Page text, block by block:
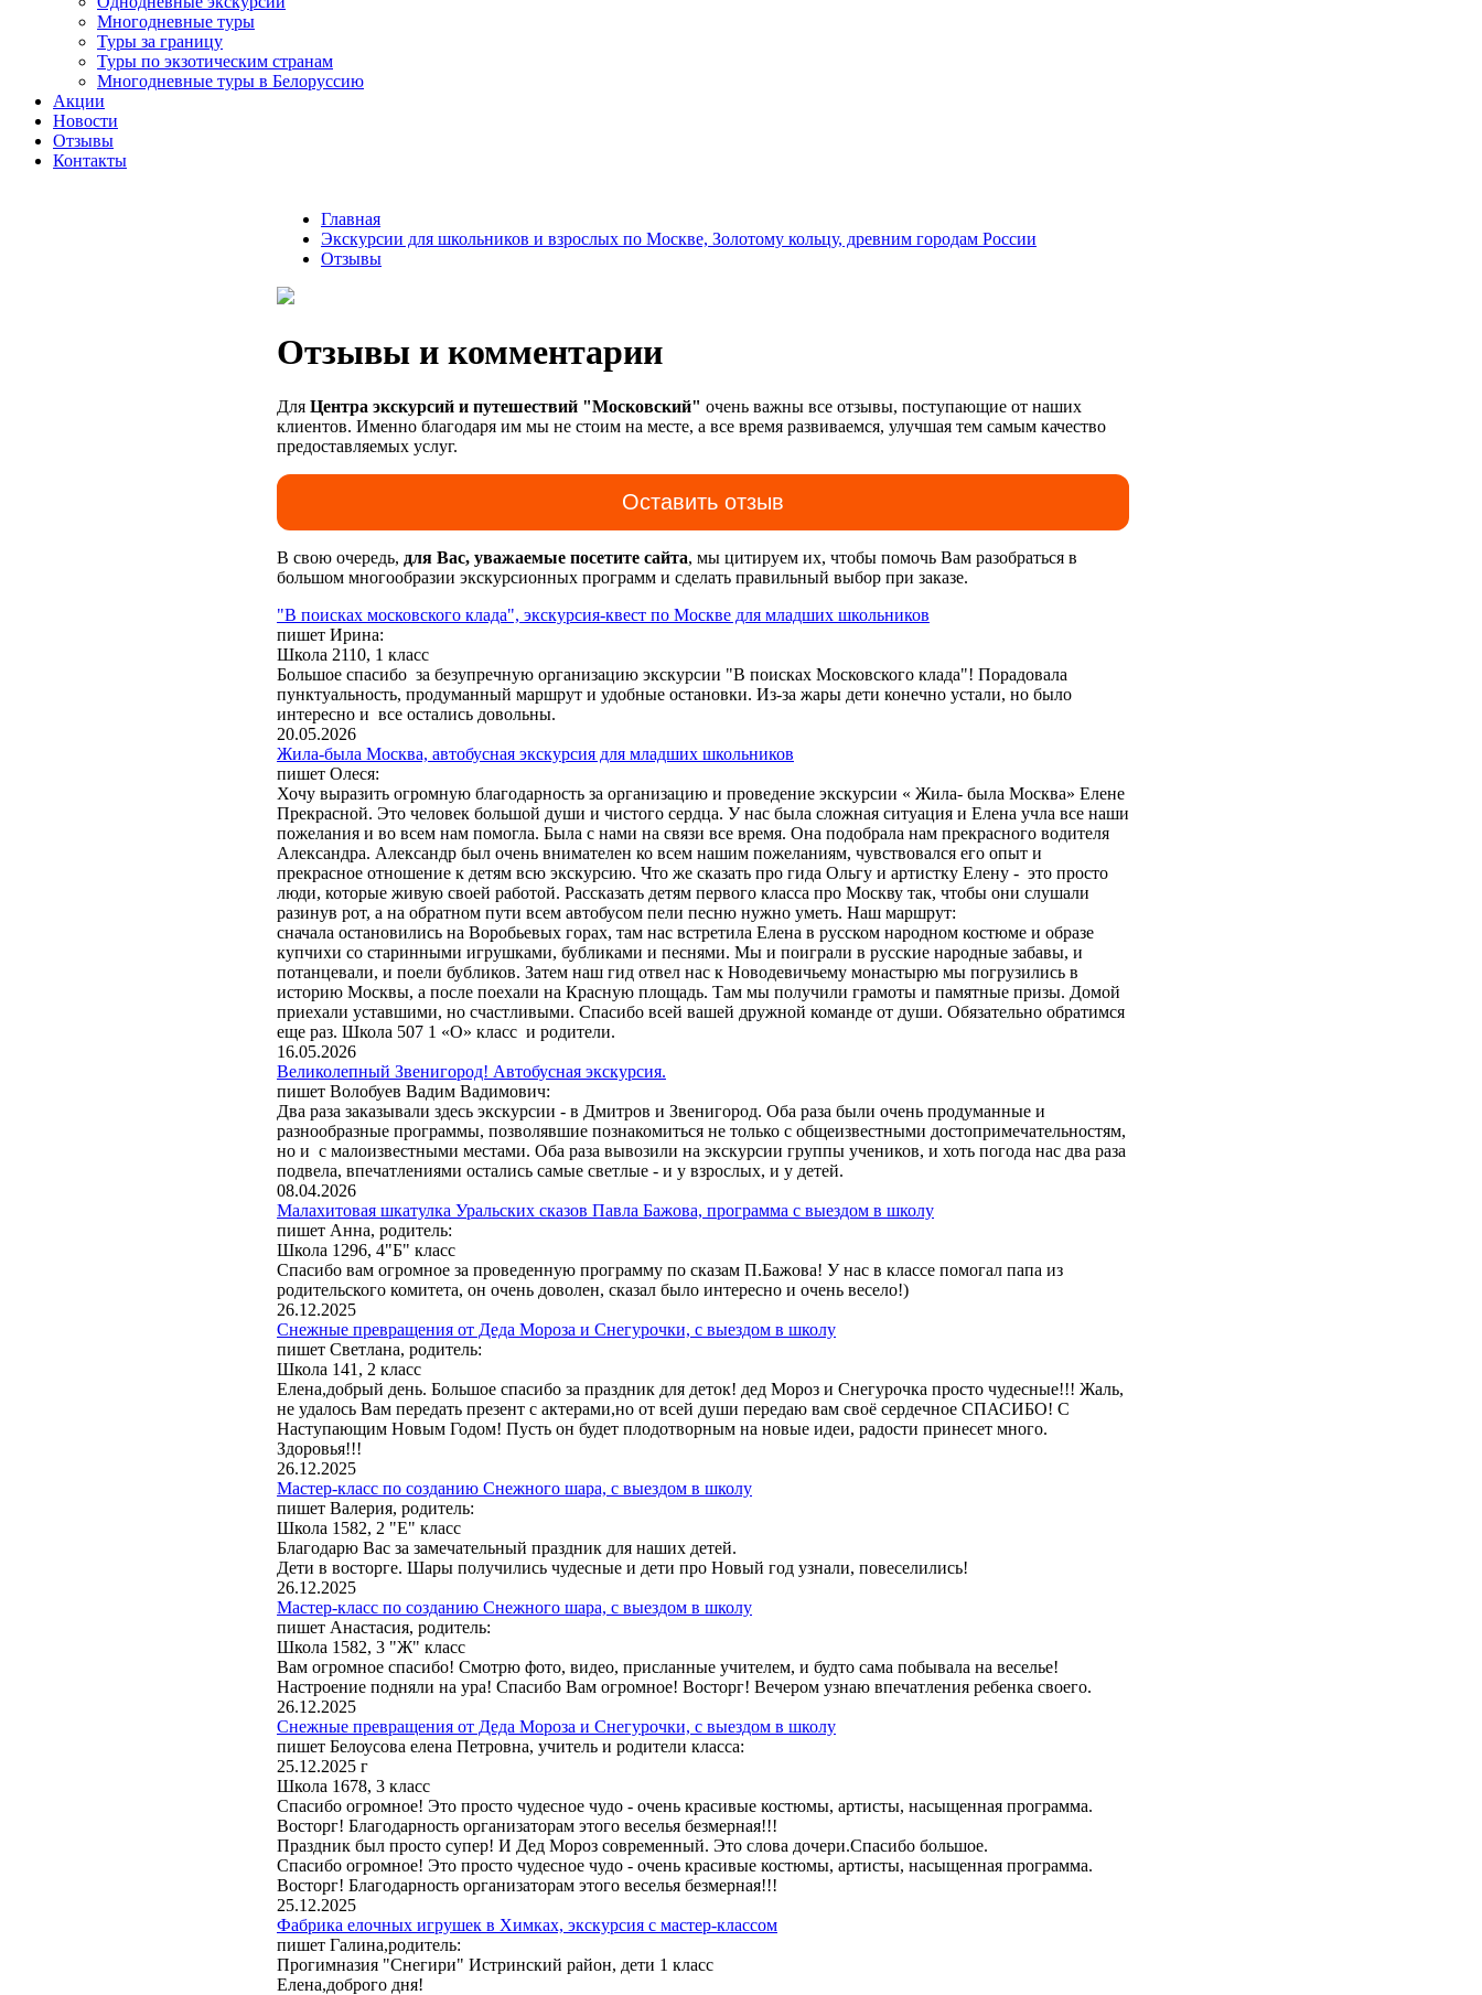
Многодневные туры
Туры за границу
Туры по экзотическим странам
Многодневные туры в Белоруссию
Акции
Новости
Отзывы
Контакты
Главная
Экскурсии для школьников и взрослых по Москве, Золотому кольцу, древним городам России
Отзывы
Отзывы и комментарии
Для Центра экскурсий и путешествий "Московский" очень важны все отзывы, поступающие от наших
клиентов. Именно благодаря им мы не стоим на месте, а все время развиваемся, улучшая тем самым качество
предоставляемых услуг.
Обращаем Ваше внимание, что при заказе экскурсий и оформлении бланков заказа нажатие кнопки
"Отправить" или "Заказать" означаетсогласие на обработку Ваших персональных данных (Федеральный
закон № 152-ФЗ от 27.07.2006 г. «О персональных данных»).Вы даете согласие Центру экскурсий и
путешествий «Московский» на обработку своих персональных данных (ФИО, телефон, e-mail) в целях
обработки своего заказа и связи с вами. Обработка осуществляется в соответствии сПолитикой
конфиденциальности. Согласие может быть отозвано путём направления письменного заявления на адрес
moscentre@yandex.ru.
Оставить отзыв
В свою очередь, для Вас, уважаемые посетите сайта, мы цитируем их, чтобы помочь Вам разобраться в
большом многообразии экскурсионных программ и сделать правильный выбор при заказе.
"В поисках московского клада", экскурсия-квест по Москве для младших школьников
пишет Ирина:
Школа 2110, 1 класс
Большое спасибо за безупречную организацию экскурсии "В поисках Московского клада"! Порадовала
пунктуальность, продуманный маршрут и удобные остановки. Из-за жары дети конечно устали, но было
интересно и все остались довольны.
20.05.2026
Жила-была Москва, автобусная экскурсия для младших школьников
пишет Олеся:
Хочу выразить огромную благодарность за организацию и проведение экскурсии « Жила- была Москва» Елене
Прекрасной. Это человек большой души и чистого сердца. У нас была сложная ситуация и Елена учла все наши
пожелания и во всем нам помогла. Была с нами на связи все время. Она подобрала нам прекрасного водителя
Александра. Александр был очень внимателен ко всем нашим пожеланиям, чувствовался его опыт и
прекрасное отношение к детям всю экскурсию. Что же сказать про гида Ольгу и артистку Елену - это просто
люди, которые живую своей работой. Рассказать детям первого класса про Москву так, чтобы они слушали
разинув рот, а на обратном пути всем автобусом пели песню нужно уметь. Наш маршрут:
сначала остановились на Воробьевых горах, там нас встретила Елена в русском народном костюме и образе
купчихи со старинными игрушками, бубликами и песнями. Мы и поиграли в русские народные забавы, и
потанцевали, и поели бубликов. Затем наш гид отвел нас к Новодевичьему монастырю мы погрузились в
историю Москвы, а после поехали на Красную площадь. Там мы получили грамоты и памятные призы. Домой
приехали уставшими, но счастливыми. Спасибо всей вашей дружной команде от души. Обязательно обратимся
еще раз. Школа 507 1 «О» класс и родители.
16.05.2026
Великолепный Звенигород! Автобусная экскурсия.
пишет Волобуев Вадим Вадимович:
Два раза заказывали здесь экскурсии - в Дмитров и Звенигород. Оба раза были очень продуманные и
разнообразные программы, позволявшие познакомиться не только с общеизвестными достопримечательностям,
но и с малоизвестными местами. Оба раза вывозили на экскурсии группы учеников, и хоть погода нас два раза
подвела, впечатлениями остались самые светлые - и у взрослых, и у детей.
08.04.2026
Малахитовая шкатулка Уральских сказов Павла Бажова, программа с выездом в школу
пишет Анна, родитель:
Школа 1296, 4"Б" класс
Спасибо вам огромное за проведенную программу по сказам П.Бажова! У нас в классе помогал папа из
родительского комитета, он очень доволен, сказал было интересно и очень весело!)
26.12.2025
Снежные превращения от Деда Мороза и Снегурочки, с выездом в школу
пишет Светлана, родитель:
Школа 141, 2 класс
Елена,добрый день. Большое спасибо за праздник для деток! дед Мороз и Снегурочка просто чудесные!!! Жаль,
не удалось Вам передать презент с актерами,но от всей души передаю вам своё сердечное СПАСИБО! С
Наступающим Новым Годом! Пусть он будет плодотворным на новые идеи, радости принесет много.
Здоровья!!!
26.12.2025
Мастер-класс по созданию Снежного шара, с выездом в школу
пишет Валерия, родитель:
Школа 1582, 2 "Е" класс
Благодарю Вас за замечательный праздник для наших детей.
Дети в восторге. Шары получились чудесные и дети про Новый год узнали, повеселились!
26.12.2025
Мастер-класс по созданию Снежного шара, с выездом в школу
пишет Анастасия, родитель:
Школа 1582, 3 "Ж" класс
Вам огромное спасибо! Смотрю фото, видео, присланные учителем, и будто сама побывала на веселье!
Настроение подняли на ура! Спасибо Вам огромное! Восторг! Вечером узнаю впечатления ребенка своего.
26.12.2025
Снежные превращения от Деда Мороза и Снегурочки, с выездом в школу
пишет Белоусова елена Петровна, учитель и родители класса:
25.12.2025 г
Школа 1678, 3 класс
Спасибо огромное! Это просто чудесное чудо - очень красивые костюмы, артисты, насыщенная программа.
Восторг! Благодарность организаторам этого веселья безмерная!!!
Праздник был просто супер! И Дед Мороз современный. Это слова дочери.Спасибо большое.
Спасибо огромное! Это просто чудесное чудо - очень красивые костюмы, артисты, насыщенная программа.
Восторг! Благодарность организаторам этого веселья безмерная!!!
25.12.2025
Фабрика елочных игрушек в Химках, экскурсия с мастер-классом
пишет Галина,родитель:
Прогимназия "Снегири" Истринский район, дети 1 класс
Елена,доброго дня!